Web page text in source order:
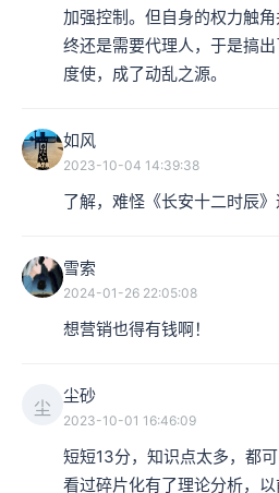
加强控制。但自身的权力触
终还是需要代理人，于是搞
度使，成了动乱之源。
如风
2023-10-04 14:39:38
了解，难怪《长安十二时辰》
雪索
2024-01-26 22:05:08
想营销也得有钱啊！
尘
尘砂
2023-10-01 16:46:09
短短13分，知识点太多，都
看过碎片化有了理论分析，以